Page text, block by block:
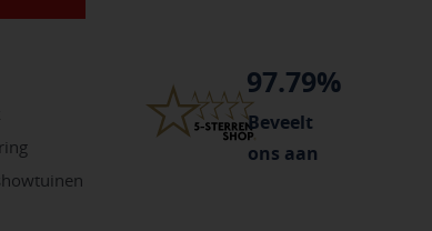
97.79%
Beveelt
ons aan